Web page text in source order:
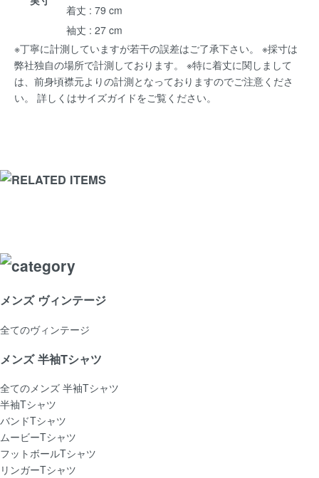
着丈 : 79 cm
袖丈 : 27 cm
※丁寧に計測していますが若干の誤差はご了承下さい。 ※採寸は
弊社独自の場所で計測しております。 ※特に着丈に関しまして
は、前身頃襟元よりの計測となっておりますのでご注意くださ
い。 詳しくはサイズガイドをご覧ください。
メンズ ヴィンテージ
全てのヴィンテージ
メンズ 半袖Tシャツ
全てのメンズ 半袖Tシャツ
半袖Tシャツ
バンドTシャツ
ムービーTシャツ
フットボールTシャツ
リンガーTシャツ